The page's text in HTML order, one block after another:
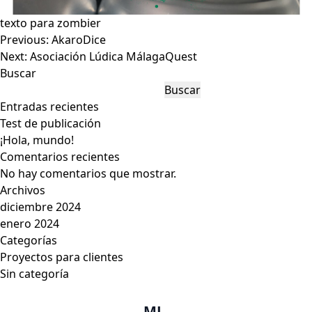
texto para zombier
Navegación
de
entradas
Previous: AkaroDice
Next: Asociación Lúdica MálagaQuest
Buscar
Buscar
Entradas recientes
Test de publicación
¡Hola, mundo!
Comentarios recientes
No hay comentarios que mostrar.
Archivos
diciembre 2024
enero 2024
Categorías
Proyectos para clientes
Sin categoría